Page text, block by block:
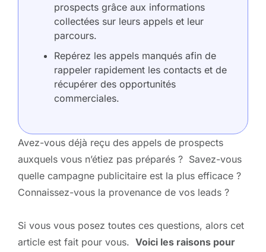
prospects grâce aux informations
collectées sur leurs appels et leur
parcours.
Repérez les appels manqués afin de
rappeler rapidement les contacts et de
récupérer des opportunités
commerciales.
Avez-vous déjà reçu des appels de prospects
auxquels vous n’étiez pas préparés ? Savez-vous
quelle campagne publicitaire est la plus efficace ?
Connaissez-vous la provenance de vos leads ?
Si vous vous posez toutes ces questions, alors cet
article est fait pour vous. Voici les raisons pour